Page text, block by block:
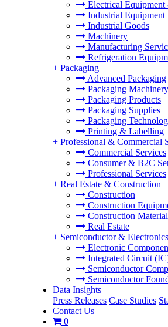
Electrical Equipment
Industrial Equipment
Industrial Goods
Machinery
Manufacturing
Refrigeration
+ Packaging
Advanced Packaging
Packaging Machinery
Packaging Products
Packaging Supplies
Packaging
Printing & Labelling
+ Professional & Commercial
Commercial Services
Consumer & B2C
Professional Services
+ Real Estate & Construction
Construction
Construction
Construction
Real Estate
+ Semiconductor & Electronics
Electronic
Integrated Circuit
Semiconductor
Semiconductor
Data Insights
Press Releases Case Studies
Contact Us
0